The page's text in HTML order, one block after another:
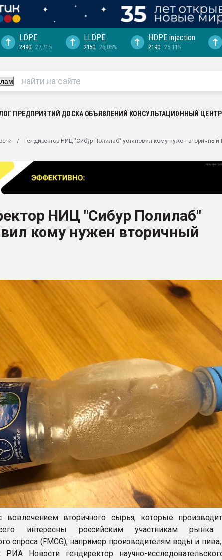
с.-в.
довольна
ПЭТ
для
цвет
LDPE
2490 27,71%
LLDPE
2150 26,05%
HDPE injection
2190 25,11%
ПРЕДПРИЯТИЙ ДОСКА ОБЪЯВЛЕНИЙ КОНСУЛЬТАЦИОННЫЙ ЦЕНТР
Гендиректор НИЦ "Сибур Полилаб" установил кому нужен вторичный
НИЦ "Сибур Полилаб"
кому нужен вторичный
вторичного сырья, которые
интересны российским участникам рынка
спроса (FMCG), например производителям воды и
Новости гендиректор научно-